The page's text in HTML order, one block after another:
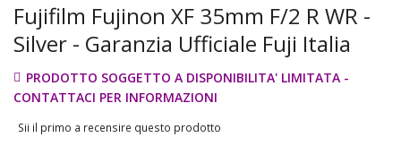
Fujifilm Fujinon XF 35mm F/2 R WR -
Silver - Garanzia Ufficiale Fuji Italia
PRODOTTO SOGGETTO A DISPONIBILITA' LIMITATA -
CONTATTACI PER INFORMAZIONI
Sii il primo a recensire questo prodotto